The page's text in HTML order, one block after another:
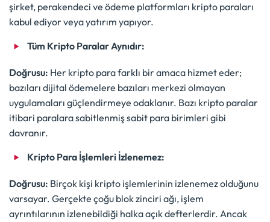
şirket, perakendeci ve ödeme platformları kripto paraları
kabul ediyor veya yatırım yapıyor.
Tüm Kripto Paralar Aynıdır:
Doğrusu: Her kripto para farklı bir amaca hizmet eder;
bazıları dijital ödemelere bazıları merkezi olmayan
uygulamaları güçlendirmeye odaklanır. Bazı kripto paralar
itibari paralara sabitlenmiş sabit para birimleri gibi
davranır.
Kripto Para İşlemleri İzlenemez:
Doğrusu: Birçok kişi kripto işlemlerinin izlenemez olduğunu
varsayar. Gerçekte çoğu blok zinciri ağı, işlem
ayrıntılarının izlenebildiği halka açık defterlerdir. Ancak